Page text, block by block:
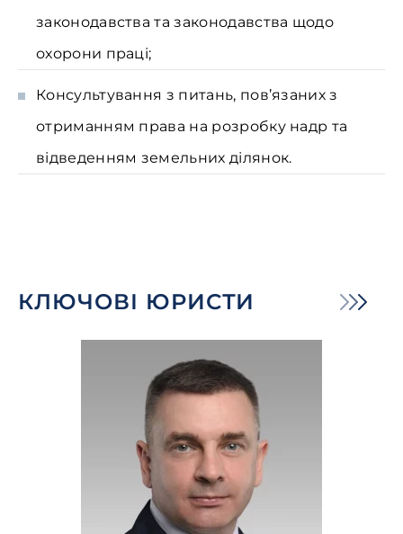
законодавства та законодавства щодо
охорони праці;
Консультування з питань, пов’язаних з
отриманням права на розробку надр та
відведенням земельних ділянок.
КЛЮЧОВІ ЮРИСТИ